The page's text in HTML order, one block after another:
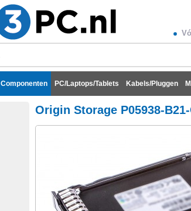
Componenten PC/Laptops/Tablets Kabels/Pluggen
Origin Storage P05938-